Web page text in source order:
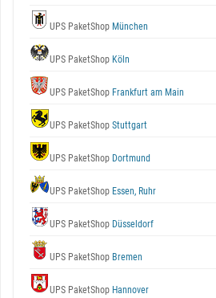
UPS PaketShop München
UPS PaketShop Köln
UPS PaketShop Frankfurt am Main
UPS PaketShop Stuttgart
UPS PaketShop Dortmund
UPS PaketShop Essen, Ruhr
UPS PaketShop Düsseldorf
UPS PaketShop Bremen
UPS PaketShop Hannover